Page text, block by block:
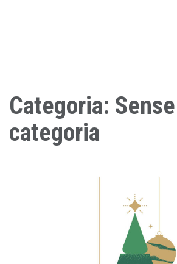
Categoria: Sense
categoria
QUALITAT
SOSTENIBILITAT